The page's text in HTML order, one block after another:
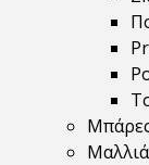
Μαλλιά